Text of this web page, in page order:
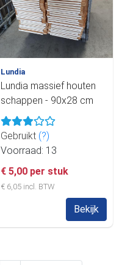
Lundia
Lundia massief houten
schappen - 90x28 cm
Gebruikt (?)
Voorraad: 13
€ 5,00 per stuk
€ 6,05 incl. BTW
Bekijk